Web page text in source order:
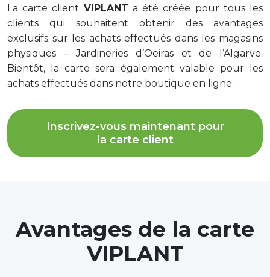
La carte client VIPLANT a été créée pour tous les
clients qui souhaitent obtenir des avantages
exclusifs sur les achats effectués dans les magasins
physiques – Jardineries d’Oeiras et de l’Algarve.
Bientôt, la carte sera également valable pour les
achats effectués dans notre boutique en ligne.
Inscrivez-vous maintenant pour
la carte client
Avantages de la carte
VIPLANT